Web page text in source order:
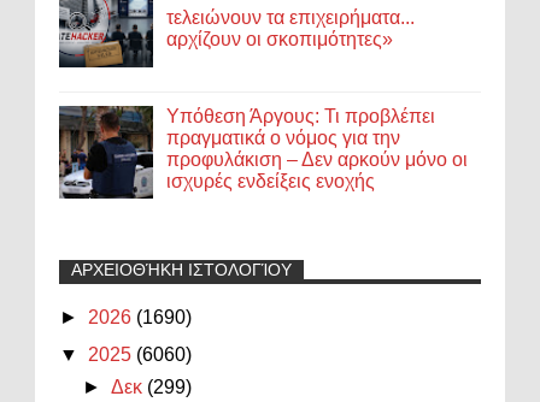
τελειώνουν τα επιχειρήματα...
αρχίζουν οι σκοπιμότητες»
Υπόθεση Άργους: Τι προβλέπει
πραγματικά ο νόμος για την
προφυλάκιση – Δεν αρκούν μόνο οι
ισχυρές ενδείξεις ενοχής
ΑΡΧΕΙΟΘΉΚΗ ΙΣΤΟΛΟΓΊΟΥ
► 2026 (1690)
▼ 2025 (6060)
►Δεκ (299)